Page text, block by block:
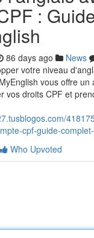
:
86 days ago News
votre niveau
vous offre
vos droits CPF et
cpf-guide-
Who Upvoted